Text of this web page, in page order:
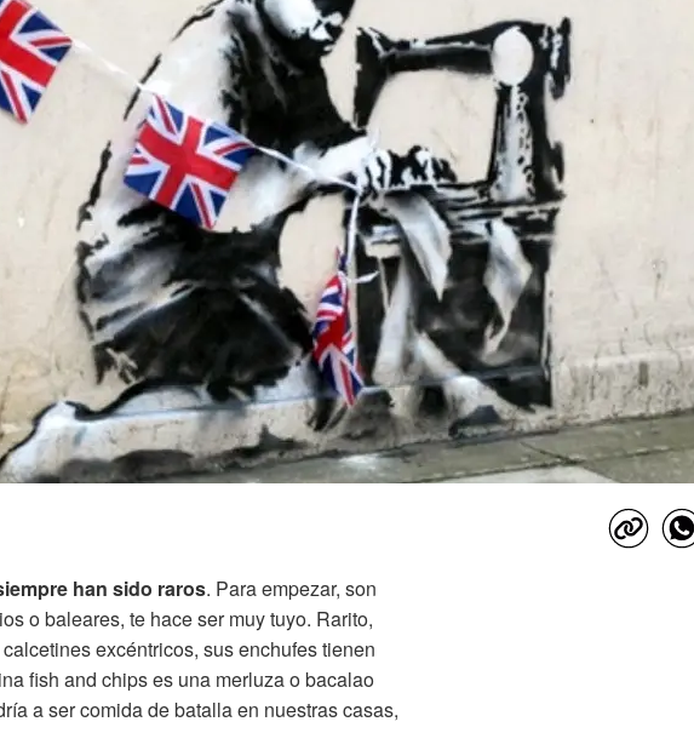
han sido raros. Para empezar, son
o baleares, te hace ser muy tuyo. Rarito,
excéntricos, sus enchufes tienen
fish and chips es una merluza o bacalao
a ser comida de batalla en nuestras casas,